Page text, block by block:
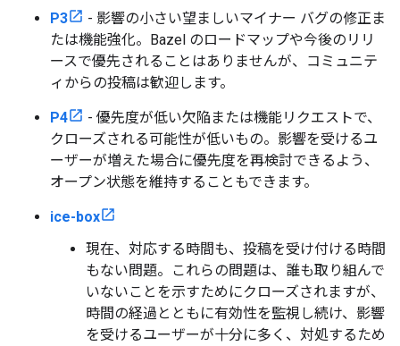
P3
- 影響の小さい望ましいマイナー バグの修正ま
たは機能強化。Bazel のロードマップや今後のリリ
ースで優先されることはありませんが、コミュニテ
ィからの投稿は歓迎します。
P4
- 優先度が低い欠陥または機能リクエストで、
クローズされる可能性が低いもの。影響を受けるユ
ーザーが増えた場合に優先度を再検討できるよう、
オープン状態を維持することもできます。
ice-box
現在、対応する時間も、投稿を受け付ける時間
もない問題。これらの問題は、誰も取り組んで
いないことを示すためにクローズされますが、
時間の経過とともに有効性を監視し続け、影響
を受けるユーザーが十分に多く、対処するため